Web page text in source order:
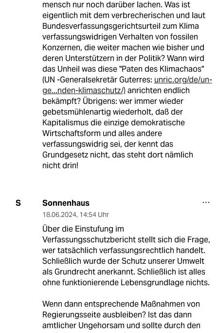
mensch nur noch darüber lachen. Was ist
eigentlich mit dem verbrecherischen und laut
Bundesverfassungsgerichtsurteil zum Klima
verfassungswidrigen Verhalten von fossilen
Konzernen, die weiter machen wie bisher und
deren Unterstützern in der Politik? Wann wird
das Unheil was diese "Paten des Klimachaos"
(UN -Generalsekretär Guterres: unric.org/de/un-
ge...nden-klimaschutz/)anrichten endlich
bekämpft? Übrigens: wer immer wieder
gebetsmühlenartig wiederholt, daß der
Kapitalismus die einzige demokratische
Wirtschaftsform und alles andere
verfassungswidrig sei, der kennt das
Grundgesetz nicht, das steht dort nämlich
nicht drin!
S Sonnenhaus
18.06.2024, 14:54 Uhr
Über die Einstufung im
Verfassungsschutzbericht stellt sich die Frage,
wer tatsächlich verfassungsrechtlich handelt.
Schließlich wurde der Schutz unserer Umwelt
als Grundrecht anerkannt. Schließlich ist alles
ohne funktionierende Lebensgrundlage nichts.
Wenn dann entsprechende Maßnahmen von
Regierungsseite ausbleiben? Ist das dann
amtlicher Ungehorsam und sollte durch den